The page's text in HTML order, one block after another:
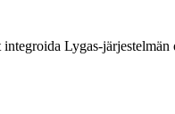
Lygas-